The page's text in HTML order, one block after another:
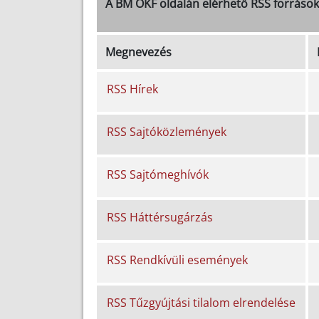
A BM OKF oldalán elérhető RSS források
Megnevezés
RSS Hírek
RSS Sajtóközlemények
RSS Sajtómeghívók
RSS Háttérsugárzás
RSS Rendkívüli események
RSS Tűzgyújtási tilalom elrendelése